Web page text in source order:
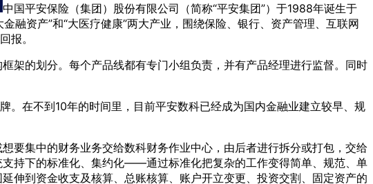
中国平安保险（集团）股份有限公司（简称“平安集团”）于1988年诞生于
融资产”和“大医疗健康”两大产业，围绕保险、银行、资产管理、互联网
报。
的划分。每个产品线都有专门小组负责，并有产品经理进行监督。同时
在不到10年的时间里，目前平安数科已经成为国内金融业建立较早、规
要集中的财务业务交给数科财务作业中心，由后者进行拆分或打包，交给
持下的标准化、集约化——通过标准化把复杂的工作变得简单、规范、单
伸到资金收支及核算、总账核算、账户开立变更、投资交割、固定资产的